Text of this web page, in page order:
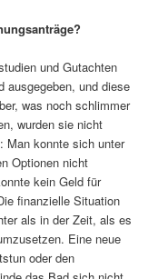
und Gutachten
ausgegeben, und diese
was noch schlimmer
wurden sie nicht
Man konnte sich unter
Optionen nicht
kein Geld für
finanzielle Situation
als in der Zeit, als es
Eine neue
oder den